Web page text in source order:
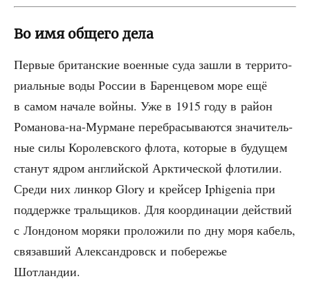
Во имя общего дела
Пер­вые бри­тан­ские воен­ные суда зашли в тер­ри­то­
ри­аль­ные воды Рос­сии в Барен­це­вом море ещё
в самом нача­ле вой­ны. Уже в 1915 году в рай­он
Рома­но­ва-на-Мур­мане пере­бра­сы­ва­ют­ся зна­чи­тель­
ные силы Коро­лев­ско­го фло­та, кото­рые в буду­щем
ста­нут ядром англий­ской Арк­ти­че­ской фло­ти­лии.
Сре­ди них лин­кор Glory и крей­сер Iphigenia при
под­держ­ке траль­щи­ков. Для коор­ди­на­ции дей­ствий
с Лон­до­ном моря­ки про­ло­жи­ли по дну моря кабель,
свя­зав­ший Алек­сан­дровск и побе­ре­жье
Шотландии.